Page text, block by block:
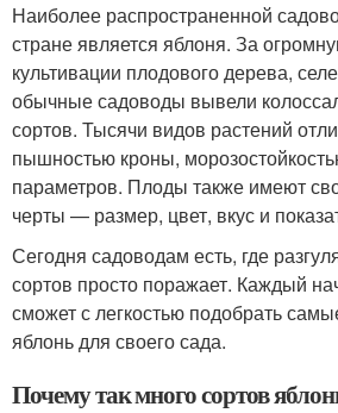
Наиболее распространенной
стране является яблоня. За
культивации плодового дерева,
обычные садоводы вывели
сортов. Тысячи видов растений
пышностью кроны,
параметров. Плоды также имеют
черты — размер, цвет, вкус и
Сегодня садоводам есть, где
сортов просто поражает. Каждый
сможет с легкостью подобрать
яблонь для своего сада.
Почему так много сортов